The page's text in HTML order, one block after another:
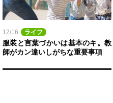
12/16 ライフ
服装と言葉づかいは基本のキ。教
師がカン違いしがちな重要事項